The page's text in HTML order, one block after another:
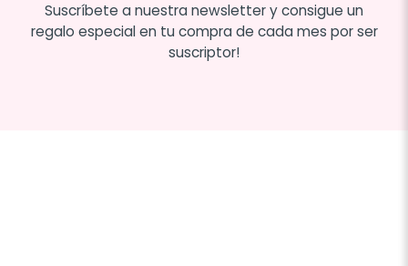
Suscríbete a nuestra newsletter y consigue un
regalo especial en tu compra de cada mes por ser
suscriptor!